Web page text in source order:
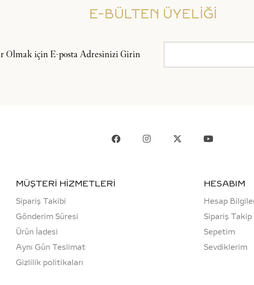
E-BÜLTEN ÜYELİĞİ
Olmak için E-posta Adresinizi Girin
MÜŞTERİ HİZMETLERİ
Sipariş Takibi
Gönderim Süresi
Ürün İadesi
Aynı Gün Teslimat
Gizlilik politikaları
HESABIM
Hesap
Sipariş Takip
Sepetim
Sevdiklerim